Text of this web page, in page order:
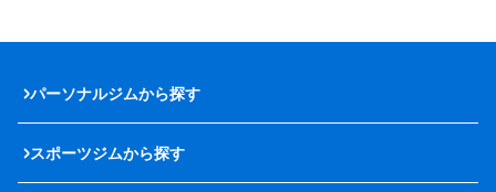
パーソナルジムから探す
スポーツジムから探す